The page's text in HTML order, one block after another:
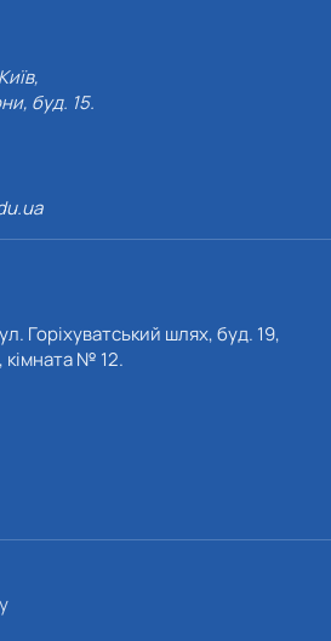
буд. 15.
Горіхуватський шлях, буд. 19,
№ 12.